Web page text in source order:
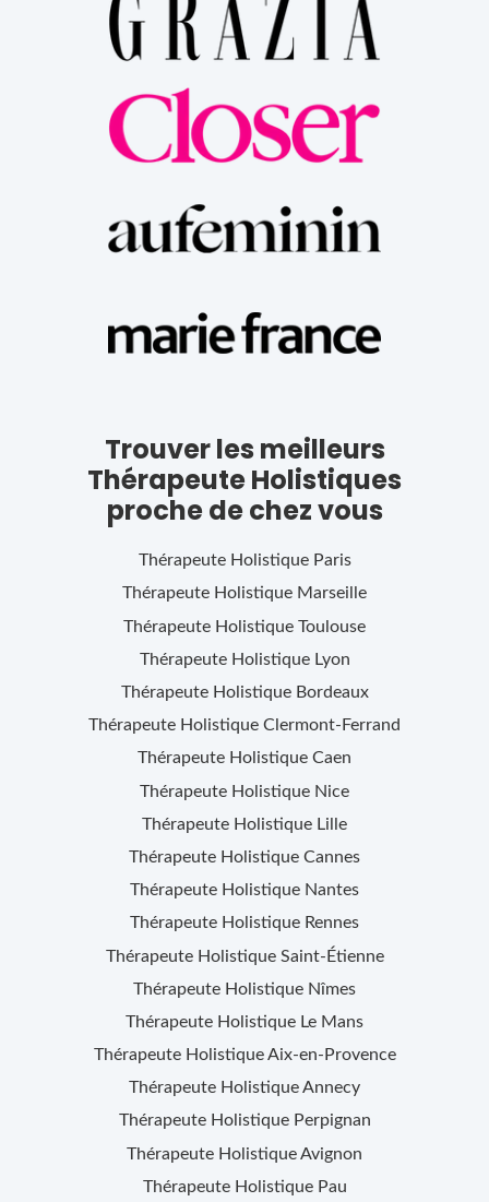
Trouver les meilleurs
Thérapeute Holistiques
proche de chez vous
Thérapeute Holistique Paris
Thérapeute Holistique Marseille
Thérapeute Holistique Toulouse
Thérapeute Holistique Lyon
Thérapeute Holistique Bordeaux
Thérapeute Holistique Clermont-Ferrand
Thérapeute Holistique Caen
Thérapeute Holistique Nice
Thérapeute Holistique Lille
Thérapeute Holistique Cannes
Thérapeute Holistique Nantes
Thérapeute Holistique Rennes
Thérapeute Holistique Saint-Étienne
Thérapeute Holistique Nîmes
Thérapeute Holistique Le Mans
Thérapeute HolistiqueAix-en-Provence
Thérapeute HolistiqueAnnecy
Thérapeute Holistique Perpignan
Thérapeute HolistiqueAvignon
Thérapeute Holistique Pau